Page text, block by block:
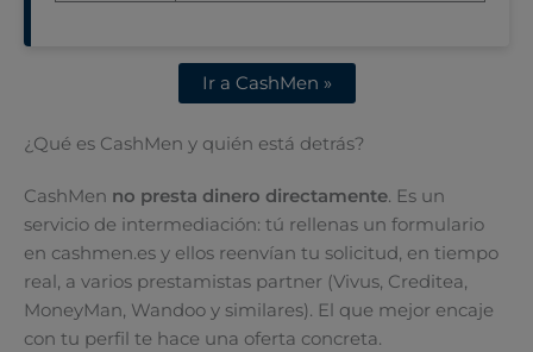
Ir a CashMen »
¿Qué es CashMen y quién está detrás?
CashMen no presta dinero directamente. Es un
servicio de intermediación: tú rellenas un formulario
en cashmen.es y ellos reenvían tu solicitud, en tiempo
real, a varios prestamistas partner (Vivus, Creditea,
MoneyMan, Wandoo y similares). El que mejor encaje
con tu perfil te hace una oferta concreta.